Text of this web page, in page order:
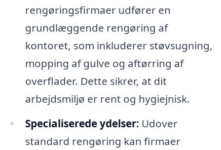
rengøringsfirmaer udfører en
grundlæggende rengøring af
kontoret, som inkluderer støvsugning,
mopping af gulve og aftørring af
overflader. Dette sikrer, at dit
arbejdsmiljø er rent og hygiejnisk.
Specialiserede ydelser: Udover
standard rengøring kan firmaer